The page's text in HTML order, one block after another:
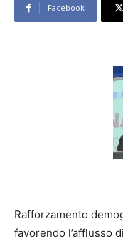
Facebook
Rafforzamento
favorendo l’afflusso